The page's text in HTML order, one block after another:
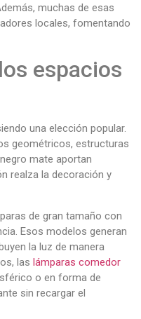
muchas de esas
locales, fomentando
espacios
una elección popular.
geométricos, estructuras
mate aportan
realza la decoración y
de gran tamaño con
Esos modelos generan
la luz de manera
las lámparas comedor
o en forma de
sin recargar el